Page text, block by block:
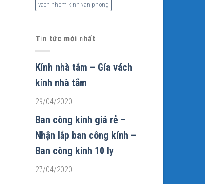
vach nhom kinh van phong
Tin tức mới nhất
Kính nhà tắm – Gía vách
kính nhà tắm
29/04/2020
Ban công kính giá rẻ –
Nhận lắp ban công kính –
Ban công kính 10 ly
27/04/2020